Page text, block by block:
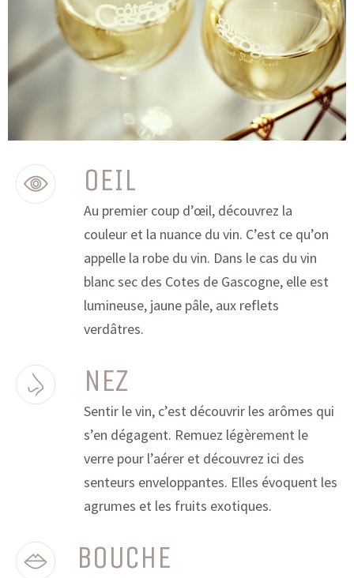
OEIL
Au premier coup d’œil, découvrez la
couleur et la nuance du vin. C’est ce qu’on
appelle la robe du vin. Dans le cas du vin
blanc sec des Cotes de Gascogne, elle est
lumineuse, jaune pâle, aux reflets
verdâtres.
NEZ
Sentir le vin, c’est découvrir les arômes qui
s’en dégagent. Remuez légèrement le
verre pour l’aérer et découvrez ici des
senteurs enveloppantes. Elles évoquent les
agrumes et les fruits exotiques.
BOUCHE